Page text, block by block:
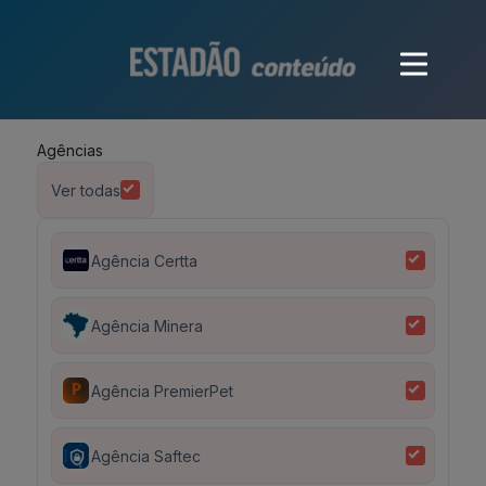
Agências
Ver todas
Agência Certta
Agência Minera
Agência PremierPet
Agência Saftec